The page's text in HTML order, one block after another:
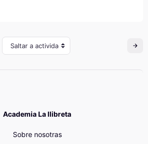
Saltar a actividad
Academia La llibreta
Sobre nosotras